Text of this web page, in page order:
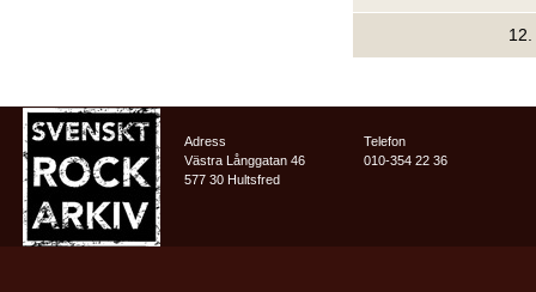
12.
Adress
Västra Långgatan 46
577 30 Hultsfred
Telefon
010-354 22 36